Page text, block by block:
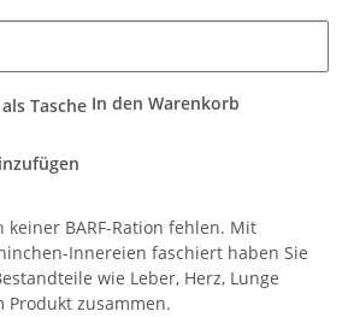
In den Warenkorb
BARF-Ration fehlen. Mit
Innereien faschiert haben Sie
wie Leber, Herz, Lunge
zusammen.